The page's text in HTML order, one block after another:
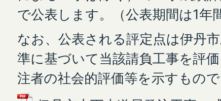
で公表します。（公表期間は1年
なお、公表される評定点は伊丹
準に基づいて当該請負工事を評
注者の社会的評価等を示すもの